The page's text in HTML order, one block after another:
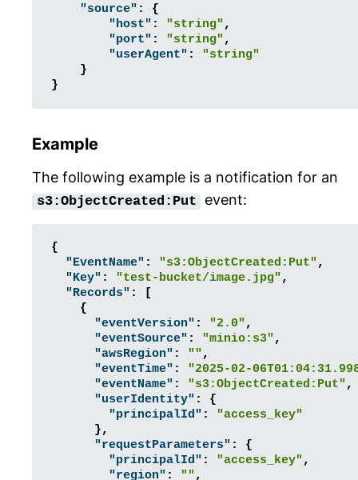
"source" :
{
"host" : "string",
"port" : "string",
"userAgent" :
"string"
}
}
Example
The following example is a notification for an
s3:ObjectCreated:Put event:
{
"EventName" : "s3:ObjectCreated:Put",
"Key" : "test-bucket/image.jpg",
"Records" :
[
{
"eventVersion" : "2.0",
"eventSource" : "minio:s3",
"awsRegion" : "",
"eventTime" :
"2025-02-
"eventName" : "s3:ObjectCreated:Put",
"userIdentity" :
{
"principalId" :
"access_key"
},
"requestParameters" :
{
"principalId" : "access_key",
"region" : "",